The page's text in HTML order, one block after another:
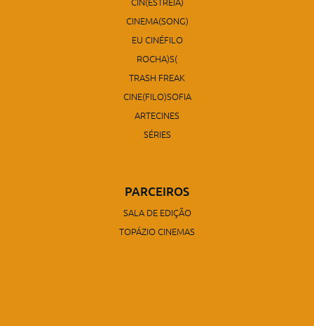
CINEMA(SONG)
EU CINÉFILO
ROCHA)S(
TRASH FREAK
CINE(FILO)SOFIA
ARTECINES
SÉRIES
PARCEIROS
SALA DE EDIÇÃO
TOPÁZIO CINEMAS